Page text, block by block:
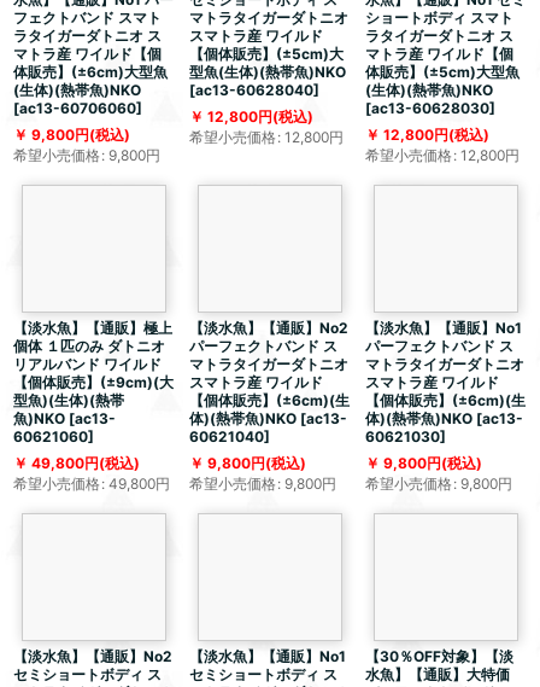
フェクトバンド スマト
ラタイガーダトニオ ス
マトラ産 ワイルド【個
体販売】(±6cm)大型魚
(生体)(熱帯魚)NKO
[ac13-60706060]
9,800円(税込)
希望小売価格: 9,800円
マトラタイガーダトニオ
スマトラ産 ワイルド
【個体販売】(±5cm)大
型魚(生体)(熱帯魚)NKO
[ac13-60628040]
12,800円(税込)
希望小売価格: 12,800円
ショートボディ スマト
ラタイガーダトニオ ス
マトラ産 ワイルド【個
体販売】(±5cm)大型魚
(生体)(熱帯魚)NKO
[ac13-60628030]
12,800円(税込)
希望小売価格: 12,800円
【淡水魚】【通販】極上
個体 １匹のみ ダトニオ
リアルバンド ワイルド
【個体販売】(±9cm)(大
型魚)(生体)(熱帯
魚)NKO [ac13-
60621060]
49,800円(税込)
希望小売価格: 49,800円
【淡水魚】【通販】No2
パーフェクトバンド ス
マトラタイガーダトニオ
スマトラ産 ワイルド
【個体販売】(±6cm)(生
体)(熱帯魚)NKO [ac13-
60621040]
9,800円(税込)
希望小売価格: 9,800円
【淡水魚】【通販】No1
パーフェクトバンド ス
マトラタイガーダトニオ
スマトラ産 ワイルド
【個体販売】(±6cm)(生
体)(熱帯魚)NKO [ac13-
60621030]
9,800円(税込)
希望小売価格: 9,800円
【淡水魚】【通販】No2
セミショートボディ ス
【淡水魚】【通販】No1
セミショートボディ ス
【30％OFF対象】【淡
水魚】【通販】大特価